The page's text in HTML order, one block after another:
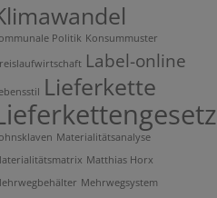
Politik Konsummuster
Label-online
Lieferkette
Materialitätsanalyse
Matthias Horx
Mehrwegsystem